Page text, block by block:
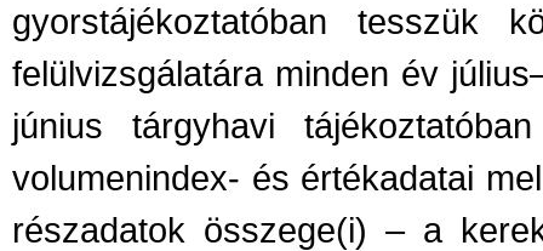
gyorstájékoztatóban tesszük
felülvizsgálatára minden év
június tárgyhavi
volumenindex- és értékadatai
részadatok összege(i) – a